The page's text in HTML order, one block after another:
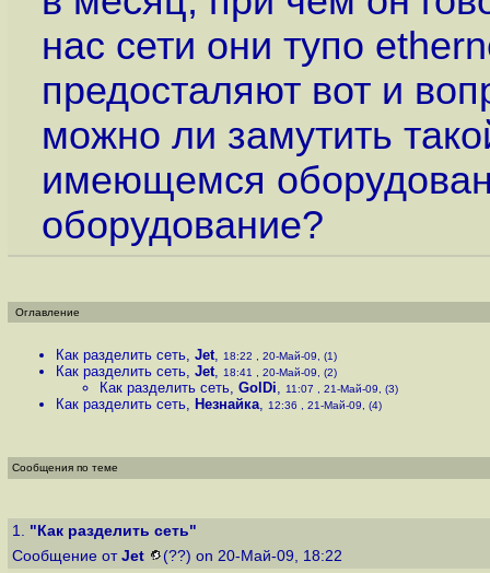
нас сети они тупо
предосталяют вот и
можно ли замутить
имеющемся
оборудование?
Оглавление
Как разделить сеть, Jet, 18:22 , 20-Май-09, (1)
Как разделить сеть, Jet, 18:41 , 20-Май-09, (2)
Как разделить сеть, GolDi, 11:07 , 21-Май-09, (3)
Как разделить сеть, Незнайка, 12:36 , 21-Май-09, (4)
Сообщения по теме
1. "Как разделить сеть"
Сообщение от Jet (??) on 20-Май-09, 18:22